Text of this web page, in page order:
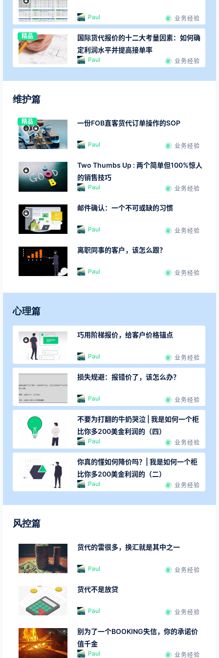
Paul 业务经验
精品
国际货代报价的十二大考量因素：如何确
定利润水平并提高接单率
Paul 业务经验
维护篇
精品 一份FOB直客货代订单操作的SOP
Paul 业务经验
Two Thumbs Up : 两个简单但100%惊人
的销售技巧
Paul 业务经验
邮件确认：一个不可或缺的习惯
Paul 业务经验
离职同事的客户，该怎么跟？
Paul 业务经验
心理篇
巧用阶梯报价，给客户价格锚点
Paul 业务经验
损失规避：报错价了，该怎么办？
Paul 业务经验
不要为打翻的牛奶哭泣 | 我是如何一个柜
比你多200美金利润的（四）
Paul 业务经验
你真的懂如何降价吗？| 我是如何一个柜
比你多200美金利润的（二）
Paul 业务经验
风控篇
货代的雷很多，换汇就是其中之一
Paul 业务经验
货代不是放贷
Paul 业务经验
别为了一个BOOKING失信，你的承诺价
值千金
Paul 业务经验